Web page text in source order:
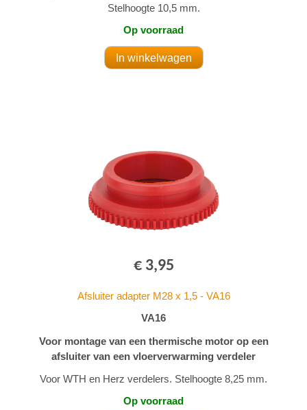
Stelhoogte 10,5 mm.
Op voorraad
€ 3,95
Afsluiter adapter M28 x 1,5 - VA16
VA16
Voor montage van een thermische motor op een
afsluiter van een vloerverwarming verdeler
Voor WTH en Herz verdelers. Stelhoogte 8,25 mm.
Op voorraad